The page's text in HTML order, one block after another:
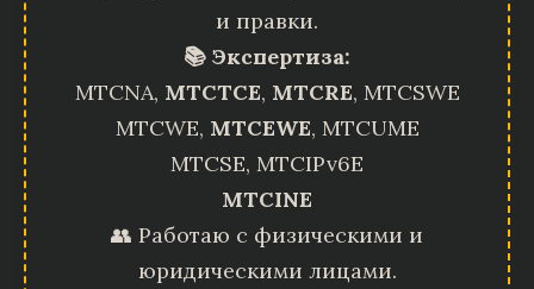
и правки.
📚 Экспертиза:
MTCNA, MTCTCE, MTCRE, MTCSWE
MTCWE, MTCEWE, MTCUME
MTCSE, MTCIPv6E
MTCINE
👥 Работаю с физическими и
юридическими лицами.